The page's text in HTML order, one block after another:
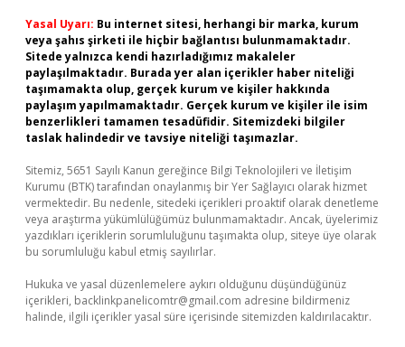
Yasal Uyarı: Bu internet sitesi, herhangi bir marka, kurum
veya şahıs şirketi ile hiçbir bağlantısı bulunmamaktadır.
Sitede yalnızca kendi hazırladığımız makaleler
paylaşılmaktadır. Burada yer alan içerikler haber niteliği
taşımamakta olup, gerçek kurum ve kişiler hakkında
paylaşım yapılmamaktadır. Gerçek kurum ve kişiler ile isim
benzerlikleri tamamen tesadüfidir. Sitemizdeki bilgiler
taslak halindedir ve tavsiye niteliği taşımazlar.
Sitemiz, 5651 Sayılı Kanun gereğince Bilgi Teknolojileri ve İletişim
Kurumu (BTK) tarafından onaylanmış bir Yer Sağlayıcı olarak hizmet
vermektedir. Bu nedenle, sitedeki içerikleri proaktif olarak denetleme
veya araştırma yükümlülüğümüz bulunmamaktadır. Ancak, üyelerimiz
yazdıkları içeriklerin sorumluluğunu taşımakta olup, siteye üye olarak
bu sorumluluğu kabul etmiş sayılırlar.
Hukuka ve yasal düzenlemelere aykırı olduğunu düşündüğünüz
içerikleri, backlinkpanelicomtr@gmail.com adresine bildirmeniz
halinde, ilgili içerikler yasal süre içerisinde sitemizden kaldırılacaktır.